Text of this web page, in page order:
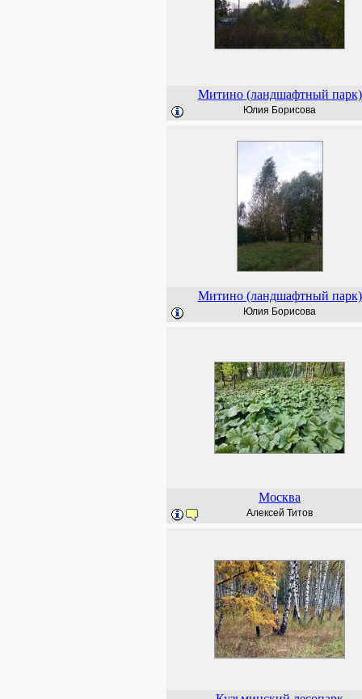
Митино (ландшафтный парк)
Юлия Борисова
Митино (ландшафтный парк)
Юлия Борисова
Москва
Алексей Титов